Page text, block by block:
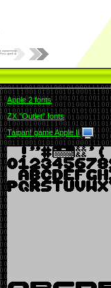
Apple 2 fonts
ZX "Outlet" fonts
Taipan! game Apple II